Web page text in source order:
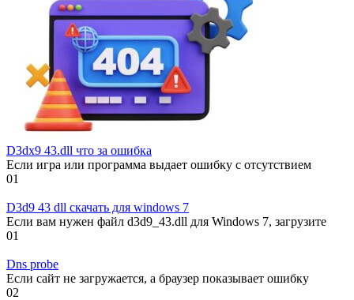
D3dx9 43.dll что за ошибка
Если игра или программа выдает ошибку с отсутствием
01
D3d9 43 dll скачать для windows 7
Если вам нужен файл d3d9_43.dll для Windows 7, загрузите
01
Dns probe
Если сайт не загружается, а браузер показывает ошибку
02